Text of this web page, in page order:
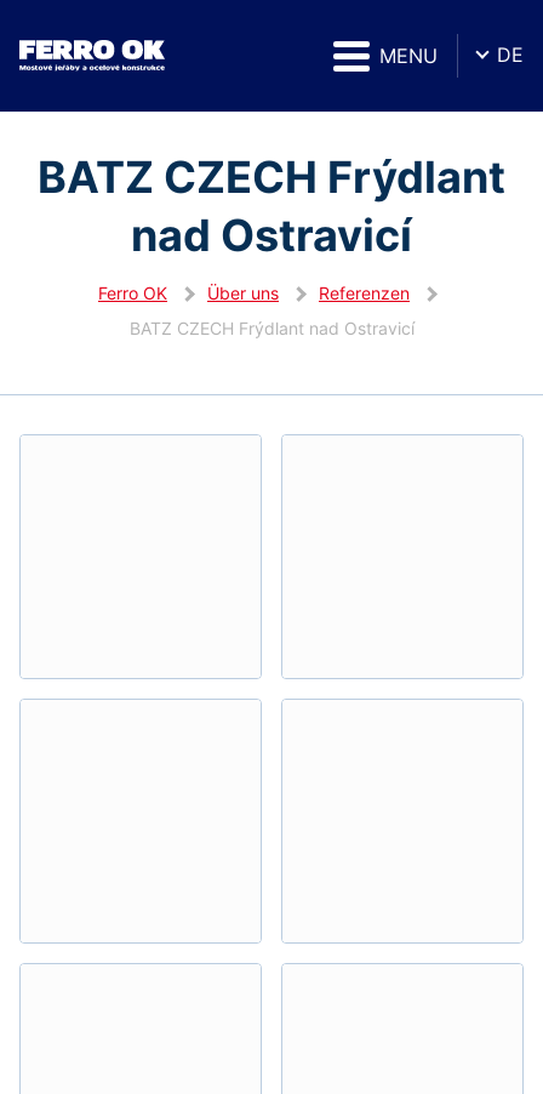
MENU DE
BATZ CZECH Frýdlant
nad Ostravicí
Ferro OK Über uns
Referenzen
BATZ CZECH Frýdlant nad Ostravicí